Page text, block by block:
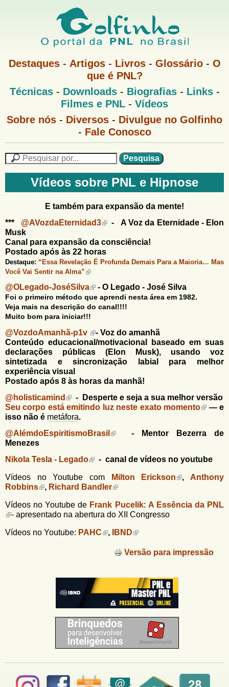
Pular
para
o
principal
G
f
i
n
h
o
M
u
Destaques- Artigos- Livros- Glossário- O
que é PNL?
M
e
P
Técnicas- Downloads- Biografias- Links-
Filmes e PNL - Vídeos
G
n
u
Sobre nós - Diversos - Divulgue no Golfinho
- Fale Conosco
F
m
u
l
á
r
i
o
d
e
b
u
s
c
a
e
a
n
o
G
o
l
f
i
n
h
Vídeos sobre PNL e Hipnose
E também para expansão da mente!
*** @AVozdaEternidad3
- A Voz da Eternidade - Elon
Musk
Canal para expansão da consciência!
Postado após às 22 horas
Destaque: “Essa Revelação É Profunda Demais Para a Maioria… Mas
Você Vai Sentir na Alma”
@OLegado-JoséSilva - O Legado - José Silva
Foi o primeiro método que aprendi nesta área em 1982.
Veja mais na descrição do canal!!!!
Muito bom para iniciar!!!
@VozdoAmanhã-p1v
- Voz do amanhã
Conteúdo educacional/motivacional baseado em suas
declarações públicas (Elon Musk), usando voz
sintetizada e sincronização labial para melhor
experiência visual
Postado após 8 às horas da manhã!
@holisticamind
- Desperte e seja a sua melhor versão
Seu corpo está emitindo luz neste exato momento
— e
isso não é metáfora.
@AlémdoEspiritismoBrasil
- Mentor Bezerra de
Menezes
Nikola Tesla - Legado
- canal de vídeos no youtube
Vídeos no Youtube com Milton Erickson ,Anthony
Robbins
, Richard Bandler
Vídeos no Youtube de Frank Pucelik: A Essência da PNL
- apresentado na abertura do XII Congresso
Vídeos no Youtube: PAHC , IBND
Versão para impressão